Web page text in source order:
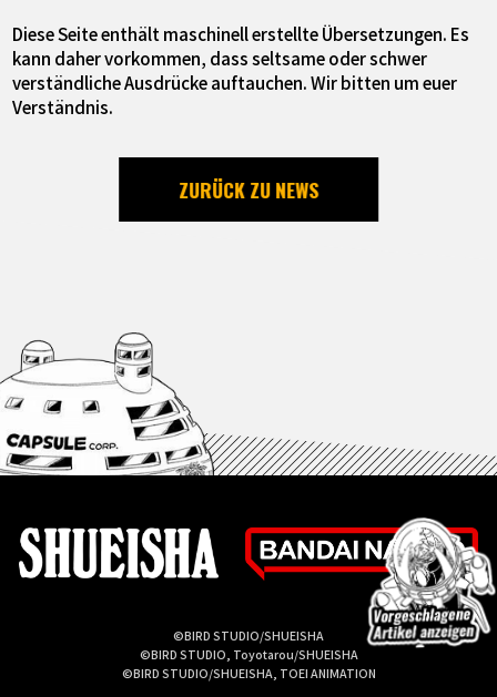
Diese Seite enthält maschinell erstellte Übersetzungen. Es
kann daher vorkommen, dass seltsame oder schwer
verständliche Ausdrücke auftauchen. Wir bitten um euer
Verständnis.
ZURÜCK ZU NEWS
©BIRD STUDIO/SHUEISHA
©BIRD STUDIO, Toyotarou/SHUEISHA
©BIRD STUDIO/SHUEISHA, TOEI ANIMATION